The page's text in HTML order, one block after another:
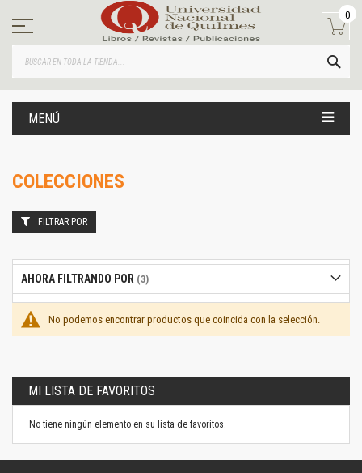
contenido
0
MENÚ
COLECCIONES
No podemos encontrar productos que coincida con la selección.
FILTRAR POR
AHORA FILTRANDO POR
MI LISTA DE FAVORITOS
No tiene ningún elemento en su lista de favoritos.